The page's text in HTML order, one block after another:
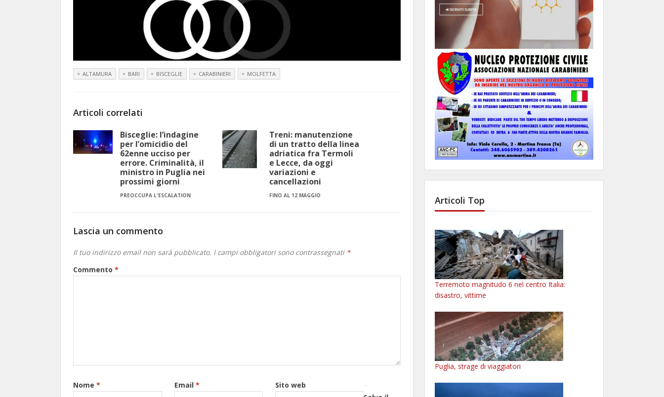
ALTAMURA BARI BISCEGLIE CARABINIERI MOLFETTA
Articoli correlati
Bisceglie: l’indagine
per l’omicidio del
62enne ucciso per
errore. Criminalità, il
ministro in Puglia nei
prossimi giorni
PREOCCUPA L'ESCALATION
Treni: manutenzione
di un tratto della linea
adriatica fra Termoli
e Lecce, da oggi
variazioni e
cancellazioni
FINO AL 12 MAGGIO
Lascia un commento
Il tuo indirizzo email non sarà pubblicato. I campi obbligatori sono contrassegnati *
Commento *
Nome * Email *
Sito web
Articoli Top
Terremoto magnitudo 6 nel centro Italia:
disastro, vittime
Puglia, strage di viaggiatori